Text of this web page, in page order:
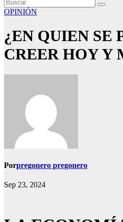
OPINIÓN
¿EN QUIEN SE
CREER HOY Y
Porpregonero pregonero
Sep 23, 2024